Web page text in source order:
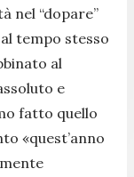
nel “dopare”
tempo stesso
al
e
fatto quello
«quest’anno